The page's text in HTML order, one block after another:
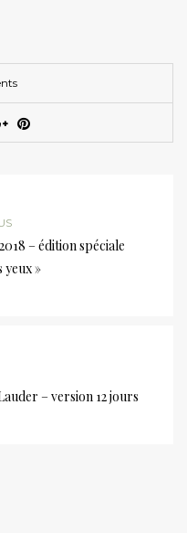
– édition spéciale
yeux »
– version 12 jours